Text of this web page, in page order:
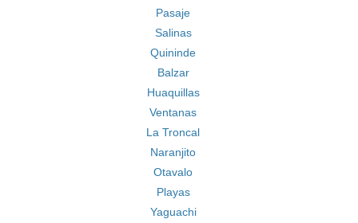
Pasaje
Salinas
Quininde
Balzar
Huaquillas
Ventanas
La Troncal
Naranjito
Otavalo
Playas
Yaguachi